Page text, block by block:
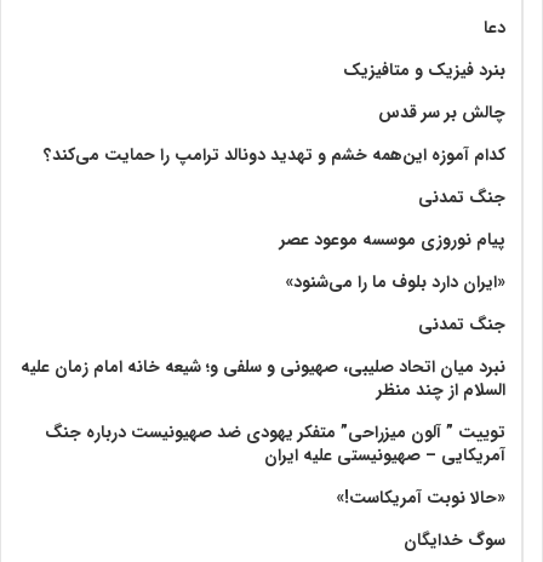
دعا
بنرد فیزیک و متافیزیک
چالش بر سر قدس
کدام آموزه این‌همه خشم و تهدید دونالد ترامپ را حمایت می‌کند؟
جنگ تمدنی
پیام نوروزی موسسه موعود عصر
«ایران دارد بلوف ما را می‌شنود»
جنگ تمدنی
نبرد میان اتحاد صلیبی، صهیونی و سلفی و؛ شیعه خانه امام زمان علیه
السلام از چند منظر
توییت ” آلون میزراحی” متفکر یهودی ضد صهیونیست درباره جنگ
آمریکایی – صهیونیستی علیه ایران
«حالا نوبت آمریکاست!»
سوگ خدایگان